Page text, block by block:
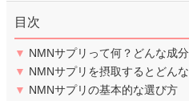
目次
▼ NMNサプリって何？どんな成分
▼ NMNサプリを摂取するとどん
▼ NMNサプリの基本的な選び方